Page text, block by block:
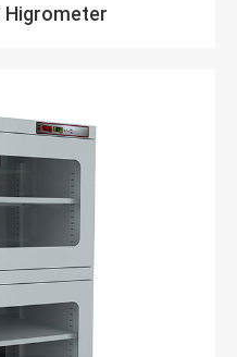
Higrometer